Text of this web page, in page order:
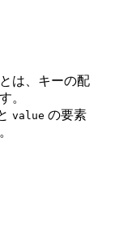
は、キーの配
。
value の要素